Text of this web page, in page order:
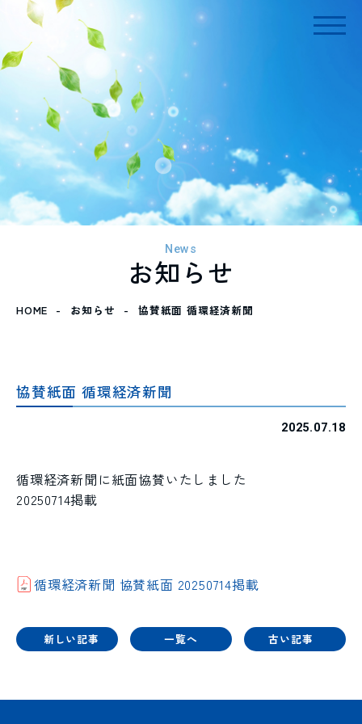
News
お知らせ
HOME お知らせ 協賛紙面 循環経済新聞
協賛紙面 循環経済新聞
2025.07.18
循環経済新聞に紙面協賛いたしました
20250714掲載
循環経済新聞 協賛紙面 20250714掲載
新しい記事 一覧へ 古い記事